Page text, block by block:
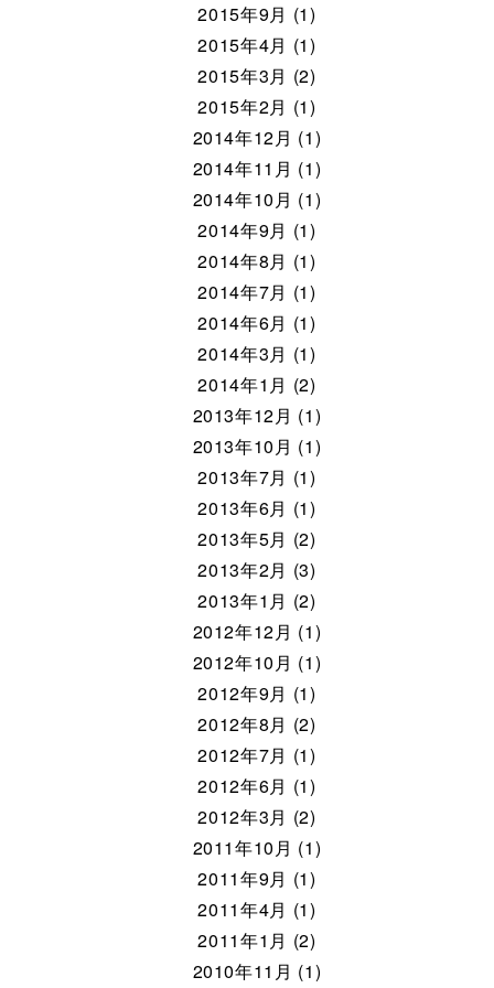
2015年9月 (1)
2015年4月 (1)
2015年3月 (2)
2015年2月 (1)
2014年12月 (1)
2014年11月 (1)
2014年10月 (1)
2014年9月 (1)
2014年8月 (1)
2014年7月 (1)
2014年6月 (1)
2014年3月 (1)
2014年1月 (2)
2013年12月 (1)
2013年10月 (1)
2013年7月 (1)
2013年6月 (1)
2013年5月 (2)
2013年2月 (3)
2013年1月 (2)
2012年12月 (1)
2012年10月 (1)
2012年9月 (1)
2012年8月 (2)
2012年7月 (1)
2012年6月 (1)
2012年3月 (2)
2011年10月 (1)
2011年9月 (1)
2011年4月 (1)
2011年1月 (2)
2010年11月 (1)